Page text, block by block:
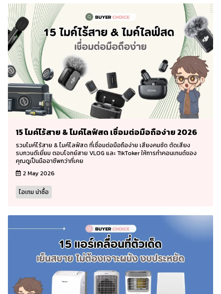
15 ไมค์ไร้สาย & ไมค์ไลฟ์สด เชื่อมต่อมือถือง่าย 2026
รวมไมค์ไร้สาย & ไมค์ไลฟ์สด ที่เชื่อมต่อมือถือง่าย เสียงคมชัด ตัดเสียง
รบกวนดีเยี่ยม ตอบโจทย์สาย VLOG และ TikToker ให้การทำคอนเทนต์ของ
คุณดูเป็นมืออาชีพกว่าที่เคย
2 May 2026
ไอเทม น่าซื้อ